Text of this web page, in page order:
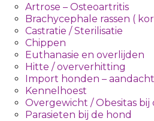
Artrose – Osteoartritis
Brachycephale rassen (
Castratie / Sterilisatie
Chippen
Euthanasie en overlijden
Hitte / oververhitting
Import honden –
Kennelhoest
Overgewicht / Obesitas bij
Parasieten bij de hond